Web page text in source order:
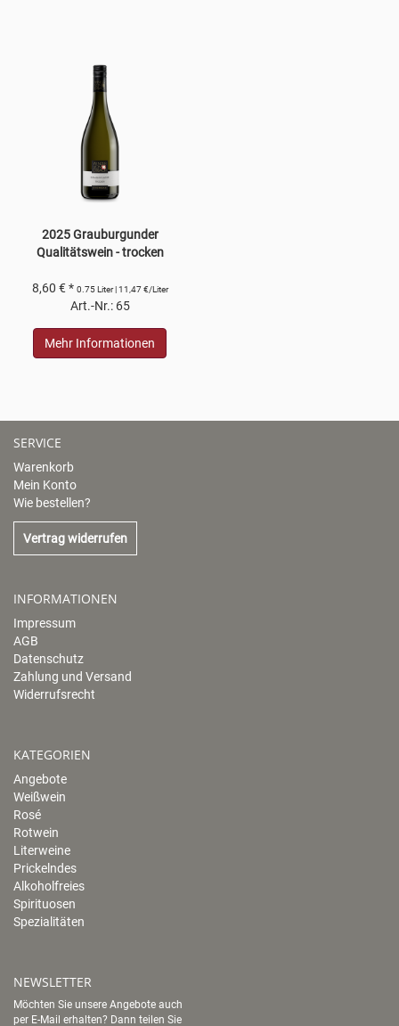
2025 Grauburgunder
Qualitätswein - trocken
8,60 € * 0.75 Liter | 11,47 €/Liter
Art.-Nr.: 65
Mehr Informationen
SERVICE
Warenkorb
Mein Konto
Wie bestellen?
Vertrag widerrufen
INFORMATIONEN
Impressum
AGB
Datenschutz
Zahlung und Versand
Widerrufsrecht
KATEGORIEN
Angebote
Weißwein
Rosé
Rotwein
Literweine
Prickelndes
Alkoholfreies
Spirituosen
Spezialitäten
NEWSLETTER
Möchten Sie unsere Angebote auch
per E-Mail erhalten? Dann teilen Sie